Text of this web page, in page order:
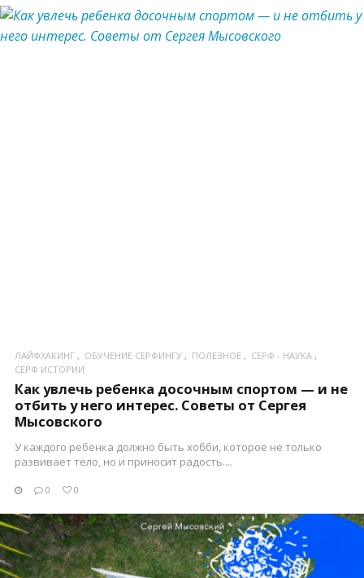
ПОСМОТРЕТЬ
ЛАЙФХАКИНГ ОБУЧЕНИЕ СЕРФИНГУ ПОЛЕЗНОЕ
СЕРФ - НАУКА
СЕРФ ИСТОРИИ
Как увлечь ребенка досочным спортом — и не
отбить у него интерес. Советы от Сергея
Мысовского
У каждого ребенка должно быть хобби, которое не только
развивает тело, но и приносит радость....
0 0